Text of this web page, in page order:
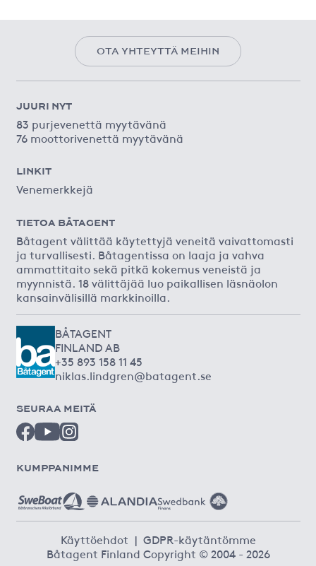
OTA YHTEYTTÄ MEIHIN
JUURI NYT
83 purjevenettä myytävänä
76 moottorivenettä myytävänä
LINKIT
Venemerkkejä
TIETOA BÅTAGENT
Båtagent välittää käytettyjä veneitä vaivattomasti
ja turvallisesti. Båtagentissa on laaja ja vahva
ammattitaito sekä pitkä kokemus veneistä ja
myynnistä. 18 välittäjää luo paikallisen läsnäolon
kansainvälisillä markkinoilla.
BÅTAGENT
FINLAND AB
+35 893 158 11 45
niklas.lindgren@batagent.se
SEURAA MEITÄ
KUMPPANIMME
Käyttöehdot | GDPR-käytäntömme
Båtagent Finland Copyright © 2004 - 2026